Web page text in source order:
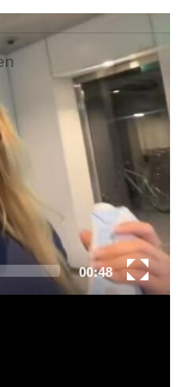
Total
duration
00:48